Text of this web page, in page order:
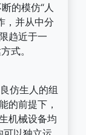
的模仿“人
，并从中分
趋近于一
式。
仿生人的组
的前提下，
机械设备均